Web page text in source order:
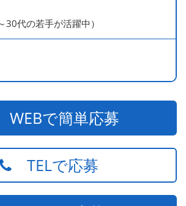
30代の若手が活躍中）
で簡単応募
TELで応募